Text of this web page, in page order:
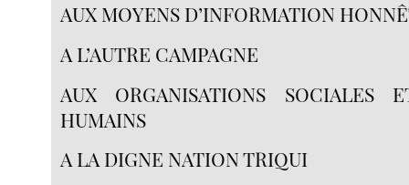
AUX MOYENS D’INFORMATION
A L’AUTRE CAMPAGNE
AUX ORGANISATIONS SOCIALES
HUMAINS
A LA DIGNE NATION TRIQUI